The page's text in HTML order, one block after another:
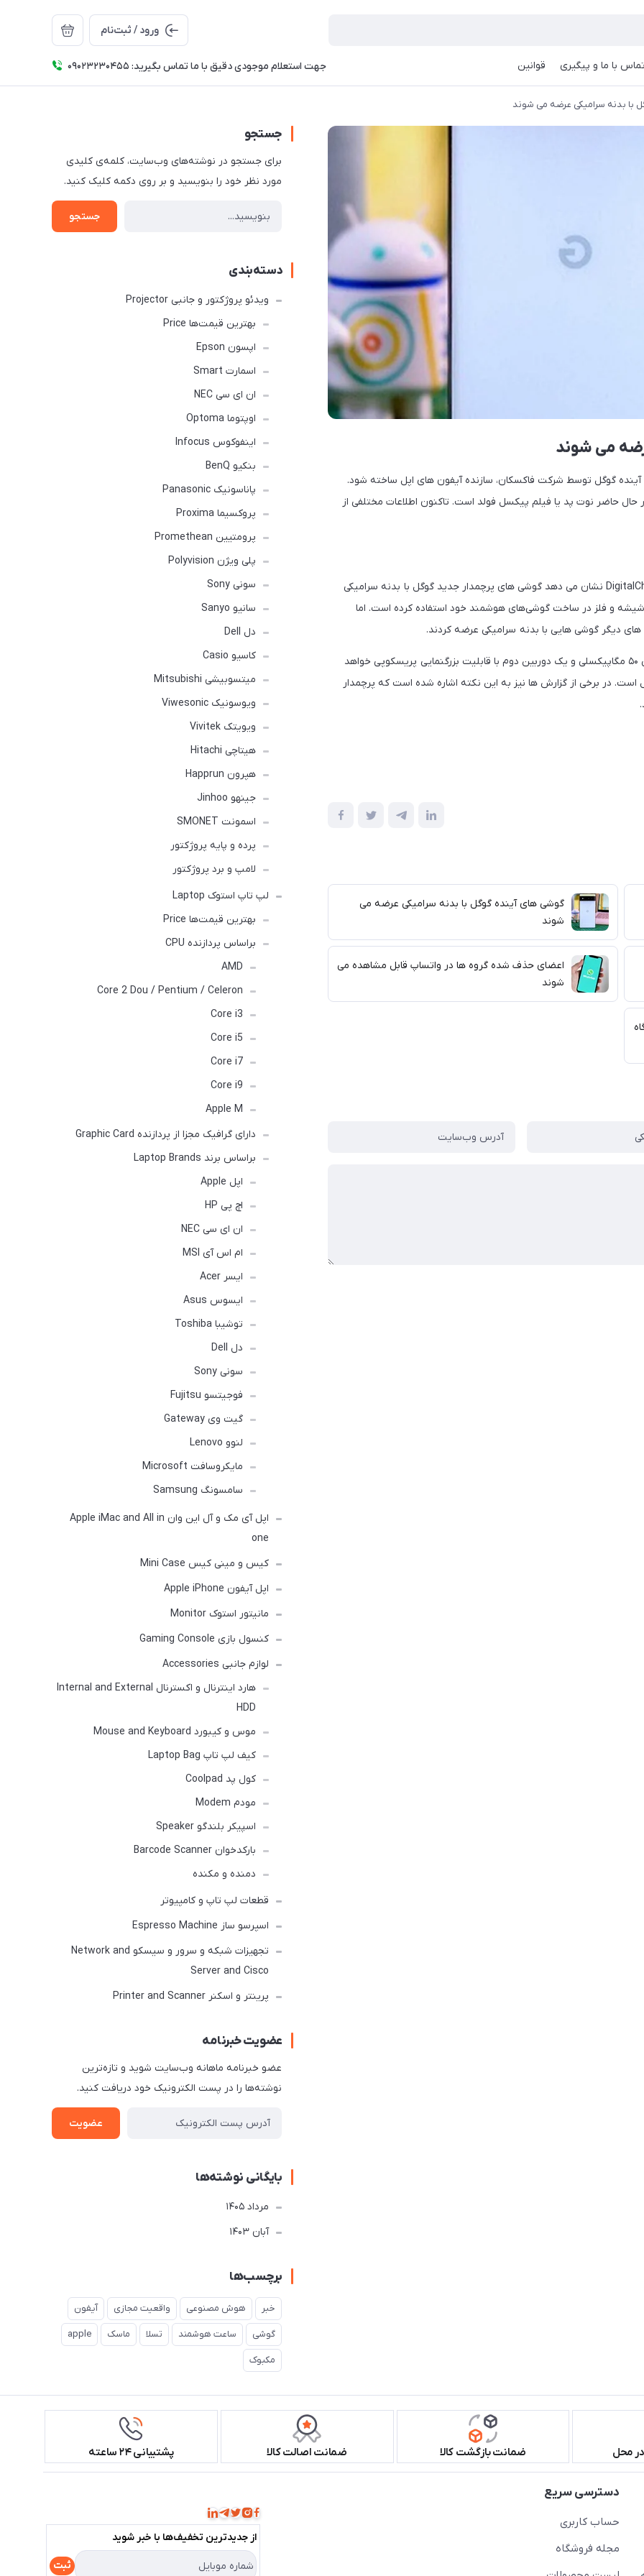
ورود / ثبت‌نام
تماس با ما و پیگیری قوانین جهت استعلام موجودی دقیق با ما تماس بگیرید: 09023230455
با بدنه سرامیکی عرضه می شوند
می شوند
گوگل توسط شرکت فاکسکان، سازنده آیفون های اپل ساخته شود.
حاضر نوت پد یا فیلم پیکسل فولد است. تاکنون اطلاعات مختلفی از
پست یکی از افشاگران خوشنام خبرهای فناوری به نام DigitalChatStation نشان می دهد گوشی های پرچمدار جدید گوگل با بدنه سرامیکی
شیشه و فلز در ساخت گوشی‌های هوشمند خود استفاده کرده است. اما
دیگر گوشی هایی با بدنه سرامیکی عرضه کردند.
طبق خبرهای منتشر شده محصول جدید گوگل دارای دوربین اصلی ۵۰ مگاپیکسلی و یک دوربین دوم با قابلیت بزرگنمایی پریسکوپی خواهد
نیز از نوع تنسور ۲ اختصاصی گوگل است. در برخی از گزارش ها نیز به این نکته اشاره شده است که پرچمدار
گوشی های آینده گوگل با بدنه سرامیکی عرضه می
شوند
اعضای حذف شده گروه ها در واتساپ قابل مشاهده می
شوند
جستجو
برای جستجو در نوشته‌های وب‌سایت، کلمه‌ی کلیدی
مورد نظر خود را بنویسید و بر روی دکمه کلیک کنید.
جستجو
دسته‌بندی
ویدئو پروژکتور و جانبی Projector
بهترین قیمت‌ها Price
اپسون Epson
اسمارت Smart
ان ای سی NEC
اوپتوما Optoma
اینفوکوس Infocus
بنکیو BenQ
پاناسونیک Panasonic
پروکسیما Proxima
پرومتیین Promethean
پلی ویژن Polyvision
سونی Sony
سانیو Sanyo
دل Dell
کاسیو Casio
میتسوبیشی Mitsubishi
ویوسونیک Viwesonic
ویویتک Vivitek
هیتاچی Hitachi
هپرون Happrun
جینهو Jinhoo
اسمونت SMONET
پرده و پایه پروژکتور
لامپ و برد پروژکتور
لپ تاپ استوک Laptop
بهترین قیمت‌ها Price
براساس پردازنده CPU
AMD
Core 2 Dou / Pentium / Celeron
Core i3
Core i5
Core i7
Core i9
Apple M
دارای گرافیک مجزا از پردازنده Graphic Card
براساس برند Laptop Brands
اپل Apple
اچ پی HP
ان ای سی NEC
ام اس آی MSI
ایسر Acer
ایسوس Asus
توشیبا Toshiba
دل Dell
سونی Sony
فوجیتسو Fujitsu
گیت وی Gateway
لنوو Lenovo
مایکروسافت Microsoft
سامسونگ Samsung
اپل آی مک و آل این وان Apple iMac and All in
one
کیس و مینی کیس Mini Case
اپل آیفون Apple iPhone
مانیتور استوک Monitor
کنسول بازی Gaming Console
لوازم جانبی Accessories
هارد اینترنال و اکسترنال Internal and External
HDD
موس و کیبورد Mouse and Keyboard
کیف لپ تاپ Laptop Bag
کول پد Coolpad
مودم Modem
اسپیکر بلندگو Speaker
بارکدخوان Barcode Scanner
دمنده و مکنده
قطعات لپ تاپ و کامپیوتر
اسپرسو ساز Espresso Machine
تجهیزات شبکه و سرور و سیسکو Network and
Server and Cisco
پرینتر و اسکنر Printer and Scanner
عضویت خبرنامه
عضو خبرنامه ماهانه وب‌سایت شوید و تازه‌ترین
نوشته‌ها را در پست الکترونیک خود دریافت کنید.
عضویت
بایگانی نوشته‌ها
مرداد 1405
آبان 1403
برچسب‌ها
خبر هوش مصنوعی واقعیت مجازی آیفون
گوشی ساعت هوشمند تسلا ماسک apple
مکبوک
محل ضمانت بازگشت کالا ضمانت اصالت کالا پشتیبانی ۲۴ ساعته
دسترسی سریع
حساب کاربری
مجله فروشگاه
از جدید‌ترین تخفیف‌ها با‌ خبر شوید
ثبت